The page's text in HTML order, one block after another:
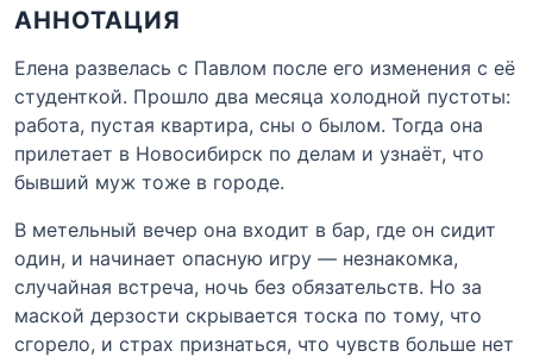
АННОТАЦИЯ
Елена развелась с Павлом после его изменения с её
студенткой. Прошло два месяца холодной пустоты:
работа, пустая квартира, сны о былом. Тогда она
прилетает в Новосибирск по делам и узнаёт, что
бывший муж тоже в городе.
В метельный вечер она входит в бар, где он сидит
один, и начинает опасную игру — незнакомка,
случайная встреча, ночь без обязательств. Но за
маской дерзости скрывается тоска по тому, что
сгорело, и страх признаться, что чувств больше нет